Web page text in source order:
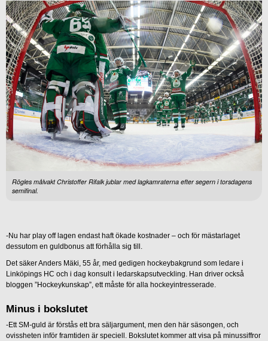
Rögles målvakt Christoffer Rifalk jublar med lagkamraterna efter segern i torsdagens
semifinal.
-Nu har play off lagen endast haft ökade kostnader – och för mästarlaget
dessutom en guldbonus att förhålla sig till.
Det säker Anders Mäki, 55 år, med gedigen hockeybakgrund som ledare i
Linköpings HC och i dag konsult i ledarskapsutveckling. Han driver också
bloggen ”Hockeykunskap”, ett måste för alla hockeyintresserade.
Minus i bokslutet
-Ett SM-guld är förstås ett bra säljargument, men den här säsongen, och
ovissheten inför framtiden är speciell. Bokslutet kommer att visa på minussiffror